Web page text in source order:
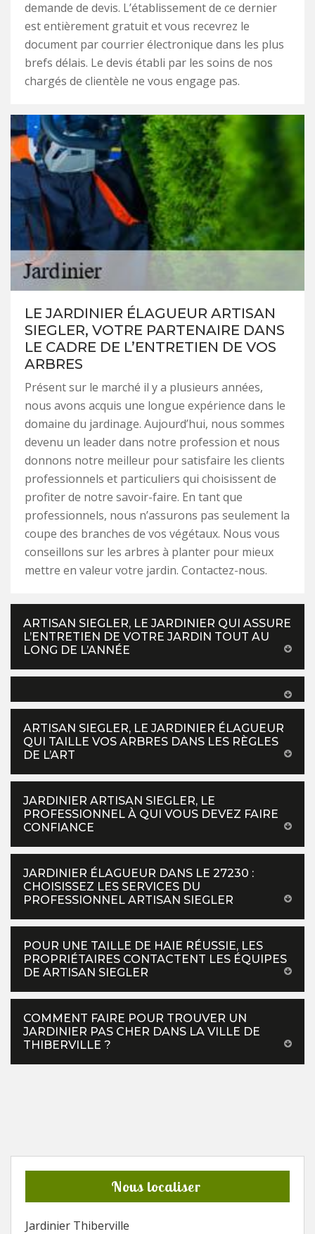
demande de devis. L’établissement de ce dernier
est entièrement gratuit et vous recevrez le
document par courrier électronique dans les plus
brefs délais. Le devis établi par les soins de nos
chargés de clientèle ne vous engage pas.
LE JARDINIER ÉLAGUEUR ARTISAN
SIEGLER, VOTRE PARTENAIRE DANS
LE CADRE DE L’ENTRETIEN DE VOS
ARBRES
Présent sur le marché il y a plusieurs années,
nous avons acquis une longue expérience dans le
domaine du jardinage. Aujourd’hui, nous sommes
devenu un leader dans notre profession et nous
donnons notre meilleur pour satisfaire les clients
professionnels et particuliers qui choisissent de
profiter de notre savoir-faire. En tant que
professionnels, nous n’assurons pas seulement la
coupe des branches de vos végétaux. Nous vous
conseillons sur les arbres à planter pour mieux
mettre en valeur votre jardin. Contactez-nous.
ARTISAN SIEGLER, LE JARDINIER QUI ASSURE
L’ENTRETIEN DE VOTRE JARDIN TOUT AU
LONG DE L’ANNÉE
ARTISAN SIEGLER, LE JARDINIER ÉLAGUEUR
QUI TAILLE VOS ARBRES DANS LES RÈGLES
DE L’ART
JARDINIER ARTISAN SIEGLER, LE
PROFESSIONNEL À QUI VOUS DEVEZ FAIRE
CONFIANCE
JARDINIER ÉLAGUEUR DANS LE 27230 :
CHOISISSEZ LES SERVICES DU
PROFESSIONNEL ARTISAN SIEGLER
POUR UNE TAILLE DE HAIE RÉUSSIE, LES
PROPRIÉTAIRES CONTACTENT LES ÉQUIPES
DE ARTISAN SIEGLER
COMMENT FAIRE POUR TROUVER UN
JARDINIER PAS CHER DANS LA VILLE DE
THIBERVILLE ?
Nous localiser
Jardinier Thiberville